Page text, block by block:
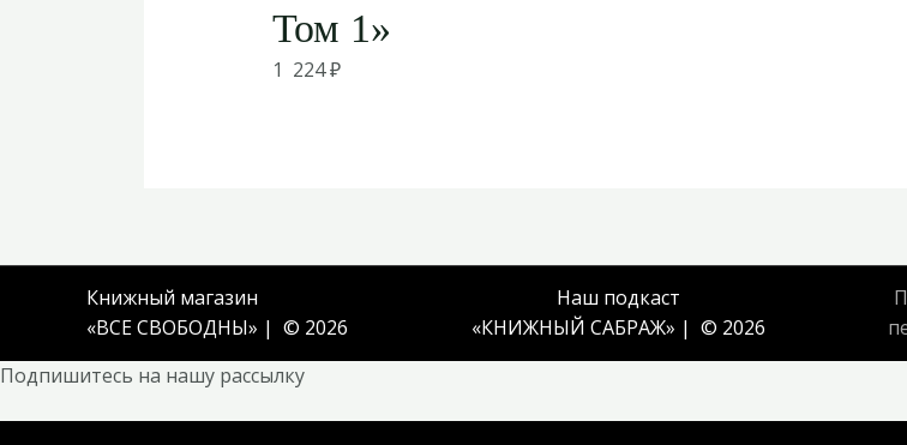
Том 1»
1 224₽
Книжный магазин
«ВСЕ СВОБОДНЫ» | © 2026
Наш подкаст
«КНИЖНЫЙ САБРАЖ» | © 2026
Подпишитесь на нашу рассылку